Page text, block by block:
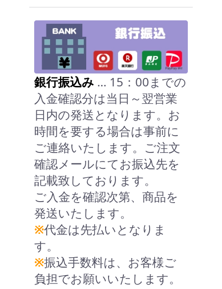
銀行振込み … 15：00までの
入金確認分は当日～翌営業
日内の発送となります。お
時間を要する場合は事前に
ご連絡いたします。ご注文
確認メールにてお振込先を
記載致しております。
ご入金を確認次第、商品を
発送いたします。
※代金は先払いとなりま
す。
※振込手数料は、お客様ご
負担でお願いいたします。